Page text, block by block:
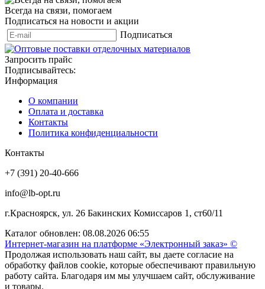
Всегда на связи, помогаем
Подписаться на новости и акции
Подписаться
Запросить прайс
Подписывайтесь:
Информация
О компании
Оплата и доставка
Контакты
Политика конфиденциальности
Контакты
+7 (391) 20-40-666
info@lb-opt.ru
г.Красноярск, ул. 26 Бакинских Комиссаров 1, ст60/11
Каталог обновлен: 08.08.2026 06:55
Интернет-магазин на платформе «Электронный заказ» ©
Продолжая использовать наш сайт, вы даете согласие на
обработку файлов cookie, которые обеспечивают правильную
работу сайта. Благодаря им мы улучшаем сайт, обслуживание
и товары.